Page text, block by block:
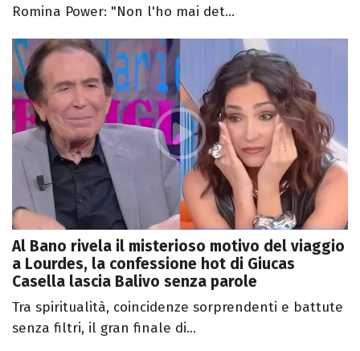
Romina Power: "Non l'ho mai det...
Al Bano rivela il misterioso motivo del viaggio
a Lourdes, la confessione hot di Giucas
Casella lascia Balivo senza parole
Tra spiritualità, coincidenze sorprendenti e battute
senza filtri, il gran finale di...